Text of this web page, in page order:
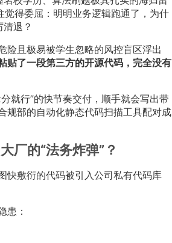
觉得委屈：明明业务逻辑跑通了，为什
退？
险且极易被学生忽略的风控盲区浮出
贴了一段第三方的开源代码，完全没有
就行”的快节奏交付，顺手就会写出带
规部的自动化静态代码扫描工具配对成
厂的“法务炸弹”？
快敷衍的代码被引入公司私有代码库
患：